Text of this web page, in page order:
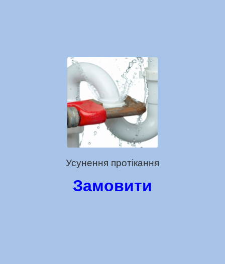
Усунення протікання
Замовити